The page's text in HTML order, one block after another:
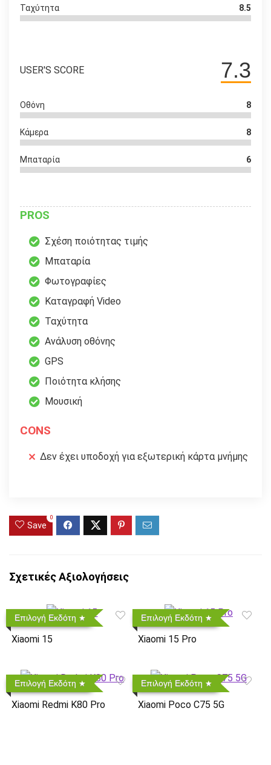
Ταχύτητα 8.5
7.3
USER'S SCORE
Οθόνη 8
Κάμερα 8
Μπαταρία 6
PROS
Σχέση ποιότητας τιμής
Μπαταρία
Φωτογραφίες
Καταγραφή Video
Ταχύτητα
Ανάλυση οθόνης
GPS
Ποιότητα κλήσης
Μουσική
CONS
Δεν έχει υποδοχή για εξωτερική κάρτα μνήμης
Save
0
Σχετικές Αξιολογήσεις
Επιλογή Εκδότη
Xiaomi 15
Επιλογή Εκδότη
Xiaomi 15 Pro
Επιλογή Εκδότη
Xiaomi Redmi K80 Pro
Επιλογή Εκδότη
Xiaomi Poco C75 5G